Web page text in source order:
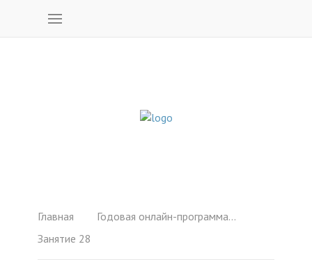
Главная
Годовая онлайн-программа "Управление энергией"
Занятие 28